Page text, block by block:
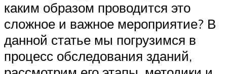
каким образом проводится это
сложное и важное мероприятие? В
данной статье мы погрузимся в
процесс обследования зданий,